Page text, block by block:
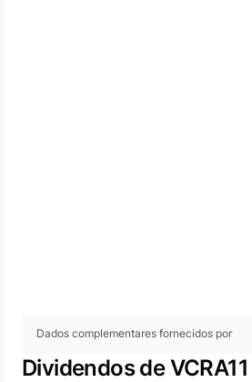
Dados complementares fornecidos por
Dividendos de VCRA11